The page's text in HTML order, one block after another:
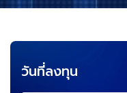
วันที่ลงทุน